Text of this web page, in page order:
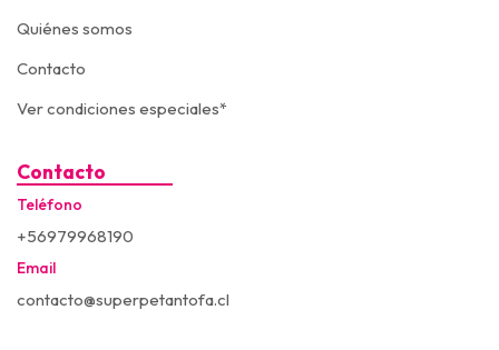
Quiénes somos
Contacto
Ver condiciones especiales*
Contacto
Teléfono
+56979968190
Email
contacto@superpetantofa.cl